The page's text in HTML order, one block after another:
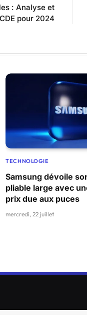
: Analyse et
pour 2024
TECHNOLOGIE
Samsung dévoile
pliable large avec
prix due aux puces
mercredi, 22 juillet